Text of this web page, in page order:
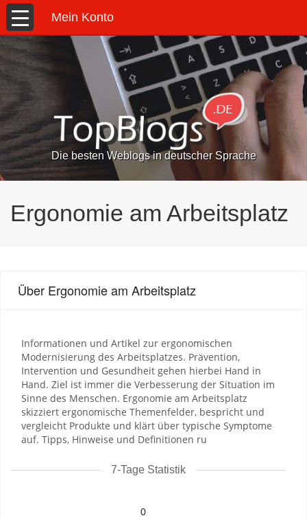
Mein Konto
Die besten Weblogs in deutscher Sprache
Ergonomie am Arbeitsplatz
Über Ergonomie am Arbeitsplatz
Informationen und Artikel zur ergonomischen
Modernisierung des Arbeitsplatzes. Prävention,
Intervention und Gesundheit gehen hierbei Hand in
Hand. Ziel ist immer die Verbesserung der Situation im
Sinne des Menschen. Ergonomie am Arbeitsplatz
skizziert ergonomische Themenfelder, bespricht und
vergleicht Produkte und klärt über typische Symptome
auf. Tipps, Hinweise und Definitionen ru
7-Tage Statistik
0